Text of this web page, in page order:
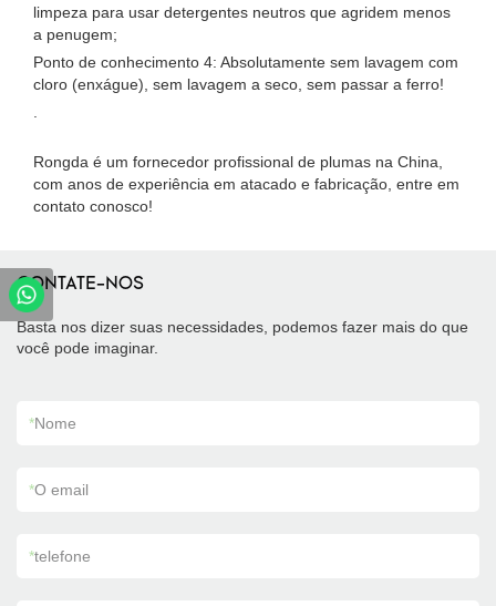
limpeza para usar detergentes neutros que agridem menos
a penugem;
Ponto de conhecimento 4: Absolutamente sem lavagem com
cloro (enxágue), sem lavagem a seco, sem passar a ferro!
Rongda é um fornecedor profissional de plumas na China,
com anos de experiência em atacado e fabricação, entre em
contato conosco!
CONTATE-NOS
Basta nos dizer suas necessidades, podemos fazer mais do que
você pode imaginar.
*Nome
*O email
*telefone